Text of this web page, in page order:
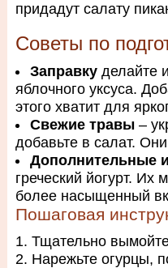
придадут салату
Советы по
Заправку делайте
яблочного уксуса.
этого хватит для
Свежие травы –
добавьте в салат.
Дополнительные
греческий йогурт.
более насыщенный
Пошаговая
Тщательно
Нарежьте огурцы,